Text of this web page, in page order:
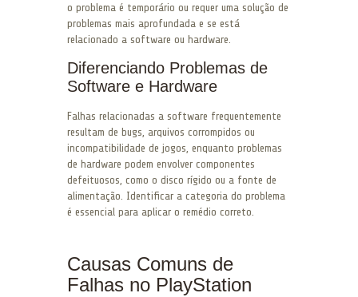
o problema é temporário ou requer uma solução de
problemas mais aprofundada e se está
relacionado a software ou hardware.
Diferenciando Problemas de
Software e Hardware
Falhas relacionadas a software frequentemente
resultam de bugs, arquivos corrompidos ou
incompatibilidade de jogos, enquanto problemas
de hardware podem envolver componentes
defeituosos, como o disco rígido ou a fonte de
alimentação. Identificar a categoria do problema
é essencial para aplicar o remédio correto.
Causas Comuns de
Falhas no PlayStation